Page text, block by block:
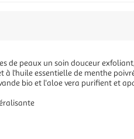
de peaux un soin douceur
l‘huile essentielle de menthe
bio et l'aloe vera purifient et